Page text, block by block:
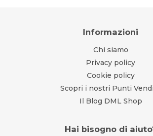
Informazioni
Chi siamo
Privacy policy
Cookie policy
Scopri i nostri Punti
Il Blog DML Shop
Hai bisogno di